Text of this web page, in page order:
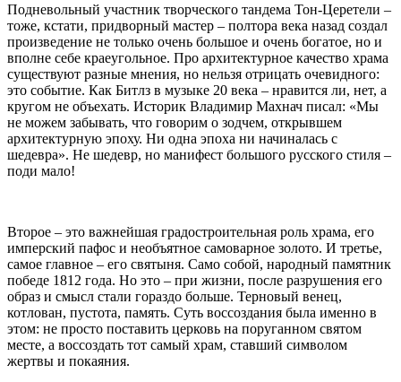
Подневольный участник творческого тандема Тон-Церетели –
тоже, кстати, придворный мастер – полтора века назад создал
произведение не только очень большое и очень богатое, но и
вполне себе краеугольное. Про архитектурное качество храма
существуют разные мнения, но нельзя отрицать очевидного:
это событие. Как Битлз в музыке 20 века – нравится ли, нет, а
кругом не объехать. Историк Владимир Махнач писал: «Мы
не можем забывать, что говорим о зодчем, открывшем
архитектурную эпоху. Ни одна эпоха ни начиналась с
шедевра». Не шедевр, но манифест большого русского стиля –
поди мало!
Второе – это важнейшая градостроительная роль храма, его
имперский пафос и необъятное самоварное золото. И третье,
самое главное – его святыня. Само собой, народный памятник
победе 1812 года. Но это – при жизни, после разрушения его
образ и смысл стали гораздо больше. Терновый венец,
котлован, пустота, память. Суть воссоздания была именно в
этом: не просто поставить церковь на поруганном святом
месте, а воссоздать тот самый храм, ставший символом
жертвы и покаяния.